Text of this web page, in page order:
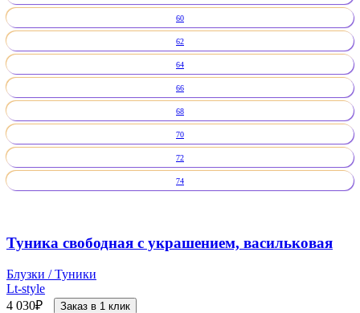
60
62
64
66
68
70
72
74
Туника свободная с украшением, васильковая
Блузки / Туники
Lt-style
4 030₽ Заказ в 1 клик